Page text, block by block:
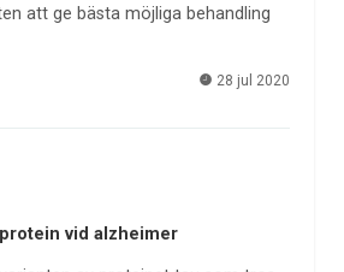
att ge bästa möjliga behandling
28 jul 2020
vid alzheimer